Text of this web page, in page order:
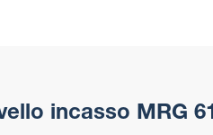
incasso MRG